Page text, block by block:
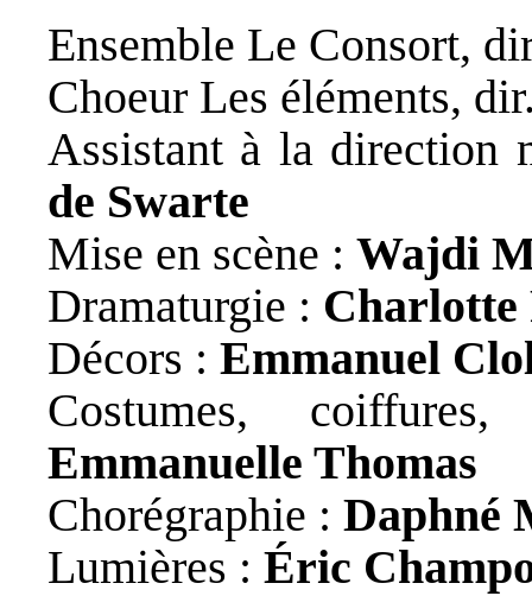
Ensemble Le Consort,
Choeur Les éléments,
Assistant à la direction
de Swarte
Mise en scène : Wajdi
Dramaturgie : Charlotte
Décors : Emmanuel
Costumes,
Emmanuelle Thomas
Chorégraphie : Daphné
Lumières : Éric